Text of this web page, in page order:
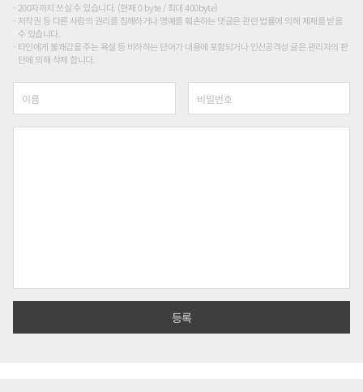
200자까지 쓰실 수 있습니다. (현재 0 byte / 최대 400byte)
저작권 등 다른 사람의 권리를 침해하거나 명예를 훼손하는 댓글은 관련 법률에 의해 제재를 받을
수 있습니다.
타인에게 불쾌감을 주는 욕설 등 비하하는 단어가 내용에 포함되거나 인신공격성 글은 관리자의 판
단에 의해 삭제 합니다.